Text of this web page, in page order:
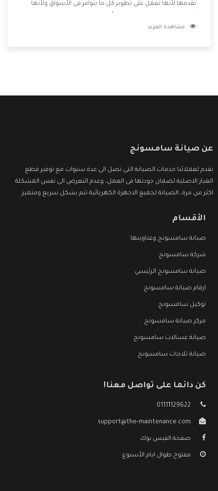
تقدمها لأنها تعمل على تطوير كل ما يتوافر فى الأسواق ولأنها
المنتجات وتقدم للعملاء أقوى العروض والخصومات التى تسهل
مشاهدة المزيد
عن صيانة سامسونج
نقدم لعملائنا خدمات الصيانة التى تصل الى عدة سنوات مع توفير قطع
الغيار الاصلية لضمان جودتها فى العمل، وعدم التعرض الى نفس المشكلة
اكثر من مرة، الصيانة لجميع الاجهزة الكهربائية تتم بشكل سريع ومتميز.
الأقسام
صيانة سامسونج وعناوينها
شركة سامسونج
صيانة سامسونج الرئيسي
ارقام صيانة سامسونج
توكيل سامسونج
مركز صيانة سامسونج
صيانة غسالات سامسونج
صيانة ثلاجات سامسونج
كن دائما على تواصل معنا!
01111129622
support@the-maintenance.com
صفحة الفيس بوك
مفتوح طوال ايام الأسبوع